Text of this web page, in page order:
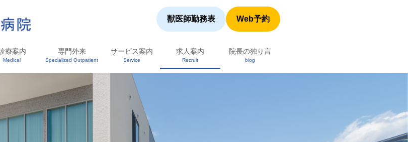
獣医師勤務表 Web予約
療案内
Medical
専門外来
Specialized Outpatient
サービス案内
Service
求人案内
Recruit
院長の独り言
blog